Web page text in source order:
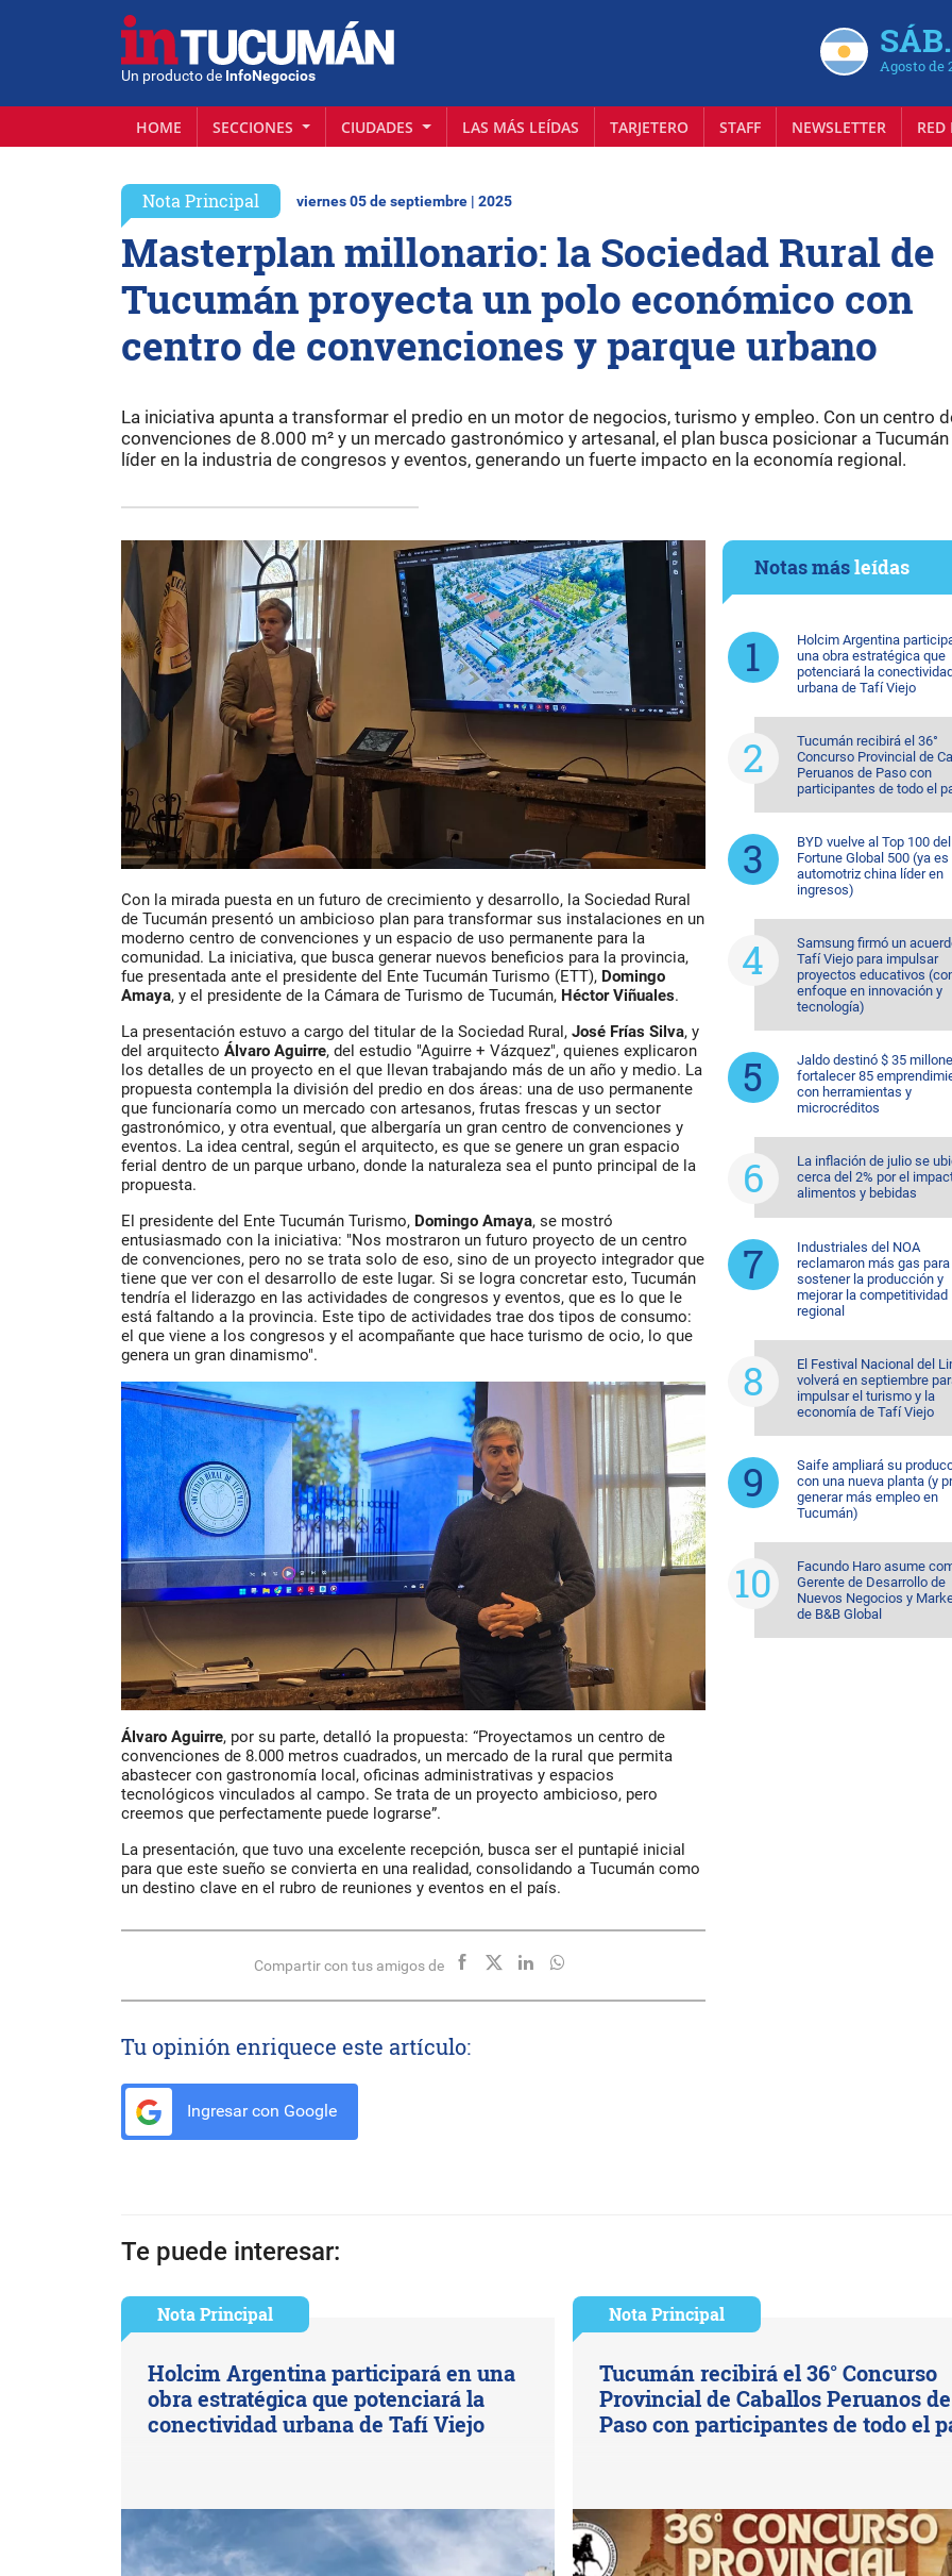
Un producto de InfoNegocios Agosto de
HOME SECCIONES CIUDADES LAS MÁS LEÍDAS TARJETERO STAFF NEWSLETTER
Nota Principal viernes 05 de septiembre | 2025
Masterplan millonario: la Sociedad Rural de
Tucumán proyecta un polo económico con
centro de convenciones y parque urbano
La iniciativa apunta a transformar el predio en un motor de negocios, turismo y empleo. Con un centro
convenciones de 8.000 m² y un mercado gastronómico y artesanal, el plan busca posicionar a
líder en la industria de congresos y eventos, generando un fuerte impacto en la economía regional.
Con la mirada puesta en un futuro de crecimiento y desarrollo, la Sociedad Rural
de Tucumán presentó un ambicioso plan para transformar sus instalaciones en un
moderno centro de convenciones y un espacio de uso permanente para la
comunidad. La iniciativa, que busca generar nuevos beneficios para la provincia,
fue presentada ante el presidente del Ente Tucumán Turismo (ETT), Domingo
Amaya, y el presidente de la Cámara de Turismo de Tucumán, Héctor Viñuales.
La presentación estuvo a cargo del titular de la Sociedad Rural, José Frías Silva, y
del arquitecto Álvaro Aguirre, del estudio "Aguirre + Vázquez", quienes explicaron
los detalles de un proyecto en el que llevan trabajando más de un año y medio. La
propuesta contempla la división del predio en dos áreas: una de uso permanente
que funcionaría como un mercado con artesanos, frutas frescas y un sector
gastronómico, y otra eventual, que albergaría un gran centro de convenciones y
eventos. La idea central, según el arquitecto, es que se genere un gran espacio
ferial dentro de un parque urbano, donde la naturaleza sea el punto principal de la
propuesta.
El presidente del Ente Tucumán Turismo, Domingo Amaya, se mostró
entusiasmado con la iniciativa: "Nos mostraron un futuro proyecto de un centro
de convenciones, pero no se trata solo de eso, sino de un proyecto integrador que
tiene que ver con el desarrollo de este lugar. Si se logra concretar esto, Tucumán
tendría el liderazgo en las actividades de congresos y eventos, que es lo que le
está faltando a la provincia. Este tipo de actividades trae dos tipos de consumo:
el que viene a los congresos y el acompañante que hace turismo de ocio, lo que
genera un gran dinamismo".
Álvaro Aguirre, por su parte, detalló la propuesta: “Proyectamos un centro de
convenciones de 8.000 metros cuadrados, un mercado de la rural que permita
abastecer con gastronomía local, oficinas administrativas y espacios
tecnológicos vinculados al campo. Se trata de un proyecto ambicioso, pero
creemos que perfectamente puede lograrse”.
La presentación, que tuvo una excelente recepción, busca ser el puntapié inicial
para que este sueño se convierta en una realidad, consolidando a Tucumán como
un destino clave en el rubro de reuniones y eventos en el país.
Compartir con tus amigos de
Tu opinión enriquece este artículo:
Ingresar con Google
Notas másleídas
Holcim Argentina
una obra estratégica que
potenciará la
urbana de Tafí Viejo
Tucumán recibirá el 36°
Concurso Provincial de
Peruanos de Paso con
participantes de todo el
BYD vuelve al Top 100 del
Fortune Global 500 (ya es
automotriz china líder en
ingresos)
Samsung firmó un
Tafí Viejo para impulsar
proyectos educativos
enfoque en innovación y
tecnología)
Jaldo destinó $ 35
fortalecer 85
con herramientas y
microcréditos
La inflación de julio se
cerca del 2% por el
alimentos y bebidas
Industriales del NOA
reclamaron más gas para
sostener la producción y
mejorar la competitividad
regional
El Festival Nacional del
volverá en septiembre
impulsar el turismo y la
economía de Tafí Viejo
Saife ampliará su
con una nueva planta (y
generar más empleo en
Tucumán)
Facundo Haro asume
Gerente de Desarrollo de
Nuevos Negocios y
de B&B Global
Te puede interesar:
Nota Principal
Holcim Argentina participará en una
obra estratégica que potenciará la
conectividad urbana de Tafí Viejo
Nota Principal
Tucumán recibirá el 36° Concurso
Provincial de Caballos Peruanos de
Paso con participantes de todo el